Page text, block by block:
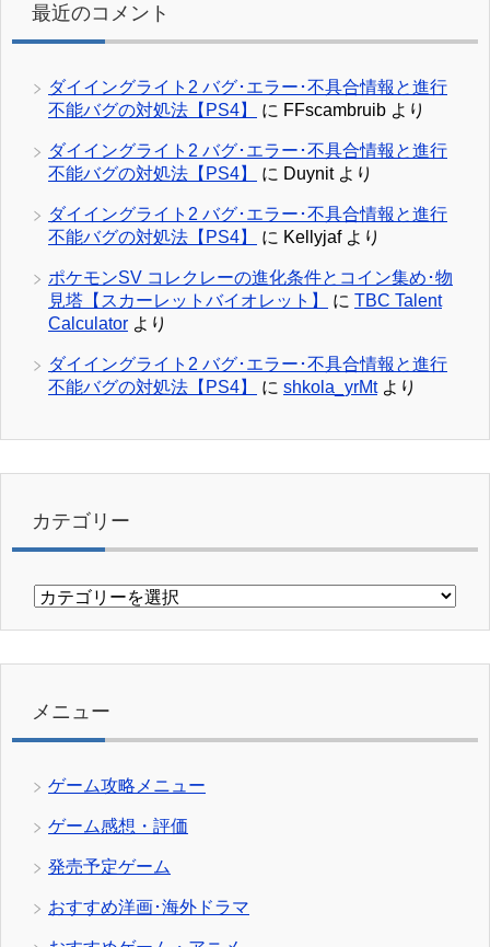
最近のコメント
ダイイングライト2 バグ･エラー･不具合情報と進行
不能バグの対処法【PS4】
に FFscambruib より
ダイイングライト2 バグ･エラー･不具合情報と進行
不能バグの対処法【PS4】
に Duynitより
ダイイングライト2 バグ･エラー･不具合情報と進行
不能バグの対処法【PS4】
に Kellyjafより
ポケモンSV コレクレーの進化条件とコイン集め･物
見塔【スカーレットバイオレット】
に TBC Talent
Calculator より
ダイイングライト2 バグ･エラー･不具合情報と進行
不能バグの対処法【PS4】
に shkola_yrMtより
カテゴリー
カ
リ
メニュー
ゲーム攻略メニュー
ゲーム感想・評価
発売予定ゲーム
おすすめ洋画･海外ドラマ